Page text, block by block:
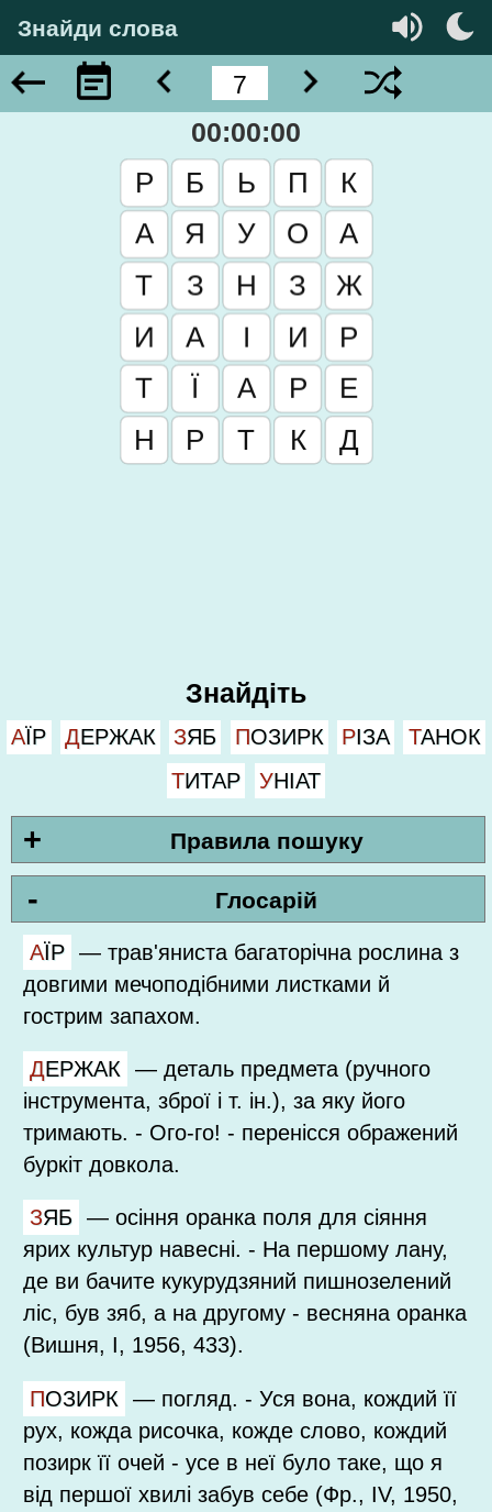
Знайди слова
00:00:00
Знайдіть
АЇР ДЕРЖАК ЗЯБ ПОЗИРК РІЗА
ТАНОК
ТИТАР
УНІАТ
+ Правила пошуку
- Глосарій
АЇР — трав'яниста багаторічна рослина з
довгими мечоподібними листками й
гострим запахом.
ДЕРЖАК — деталь предмета (ручного
інструмента, зброї і т. ін.), за яку його
тримають. - Ого-го! - перенісся ображений
буркіт довкола.
ЗЯБ — осіння оранка поля для сіяння
ярих культур навесні. - На першому лану,
де ви бачите кукурудзяний пишнозелений
ліс, був зяб, а на другому - весняна оранка
(Вишня, І, 1956, 433).
ПОЗИРК — погляд. - Уся вона, кождий її
рух, кожда рисочка, кожде слово, кождий
позирк її очей - усе в неї було таке, що я
від першої хвилі забув себе (Фр., IV, 1950,